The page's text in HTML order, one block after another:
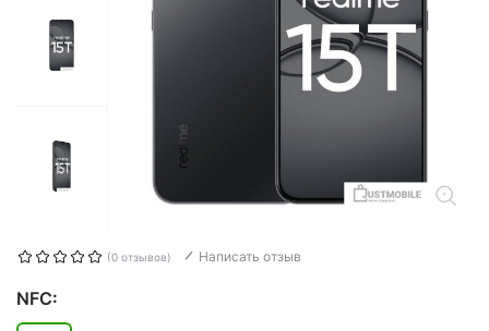
(0 отзывов) Написать отзыв
NFC: